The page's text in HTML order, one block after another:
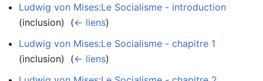
Ludwig von Mises:Le Socialisme - introduction
(inclusion) ‎ (← liens)
Ludwig von Mises:Le Socialisme - chapitre 1
(inclusion) ‎ (← liens)